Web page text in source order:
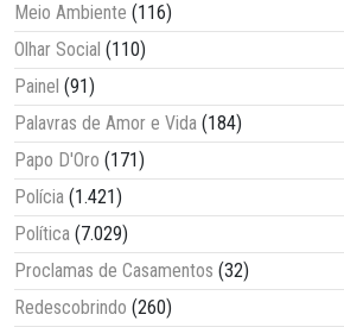
Meio Ambiente (116)
Olhar Social (110)
Painel (91)
Palavras de Amor e Vida (184)
Papo D'Oro (171)
Polícia (1.421)
Política (7.029)
Proclamas de Casamentos (32)
Redescobrindo (260)